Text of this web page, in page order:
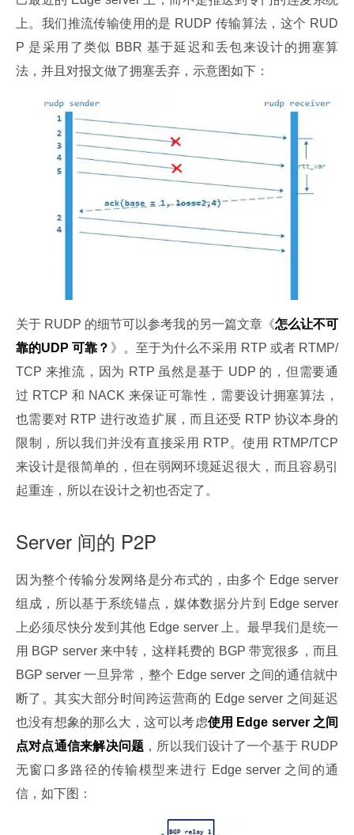
上。我们推流传输使用的是 RUDP 传输算法，这个 RUD
P 是采用了类似 BBR 基于延迟和丢包来设计的拥塞算
法，并且对报文做了拥塞丢弃，示意图如下：
关于 RUDP 的细节可以参考我的另一篇文章《怎么让不可
靠的UDP 可靠？ 》。至于为什么不采用 RTP 或者 RTMP/
TCP 来推流，因为 RTP 虽然是基于 UDP 的，但需要通
过 RTCP 和 NACK 来保证可靠性，需要设计拥塞算法，
也需要对 RTP 进行改造扩展，而且还受 RTP 协议本身的
限制，所以我们并没有直接采用 RTP。使用 RTMP/TCP
来设计是很简单的，但在弱网环境延迟很大，而且容易引
起重连，所以在设计之初也否定了。
Server 间的 P2P
因为整个传输分发网络是分布式的，由多个 Edge server
组成，所以基于系统锚点，媒体数据分片到 Edge server
上必须尽快分发到其他 Edge server 上。最早我们是统一
用 BGP server 来中转，这样耗费的 BGP 带宽很多，而且
BGP server 一旦异常，整个 Edge server 之间的通信就中
断了。其实大部分时间跨运营商的 Edge server 之间延迟
也没有想象的那么大，这可以考虑使用 Edge server 之间
点对点通信来解决问题 ，所以我们设计了一个基于 RUDP
无窗口多路径的传输模型来进行 Edge server 之间的通
信，如下图：